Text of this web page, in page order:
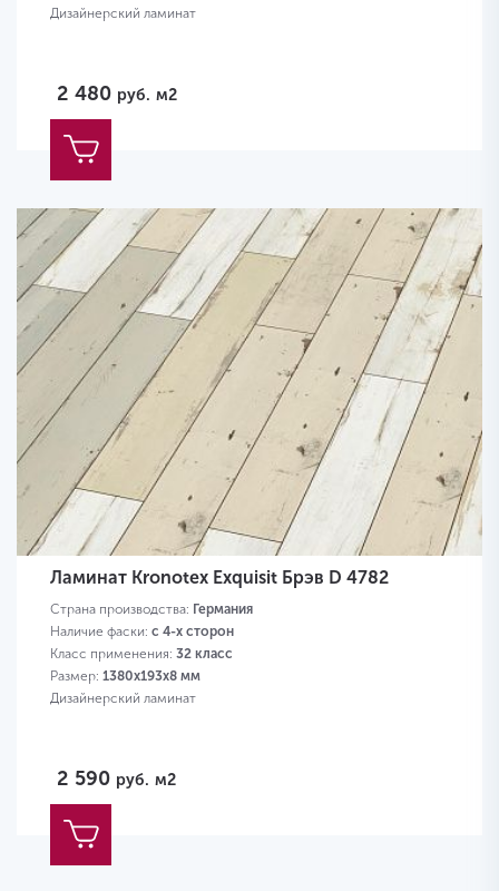
Дизайнерский ламинат
2 480 руб. м2
Ламинат Kronotex Exquisit Брэв D 4782
Страна производства: Германия
Наличие фаски: с 4-х сторон
Класс применения: 32 класс
Размер: 1380х193х8 мм
Дизайнерский ламинат
2 590 руб. м2